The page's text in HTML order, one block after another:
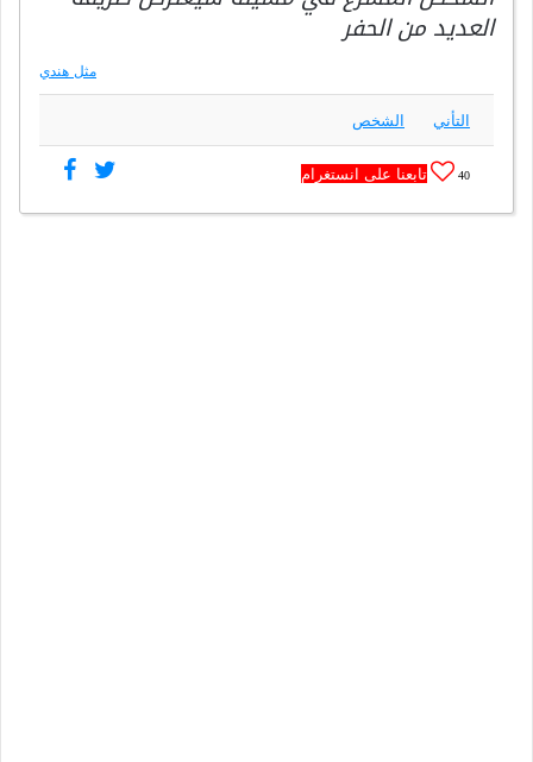
العديد من الحفر
مثل هندي
التأني الشخص
40 تابعنا على انستغرام